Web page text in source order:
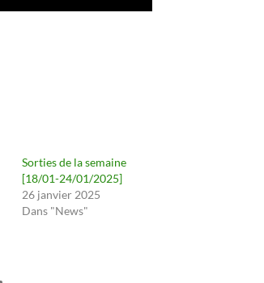
Sorties de la semaine
[18/01-24/01/2025]
26 janvier 2025
Dans "News"